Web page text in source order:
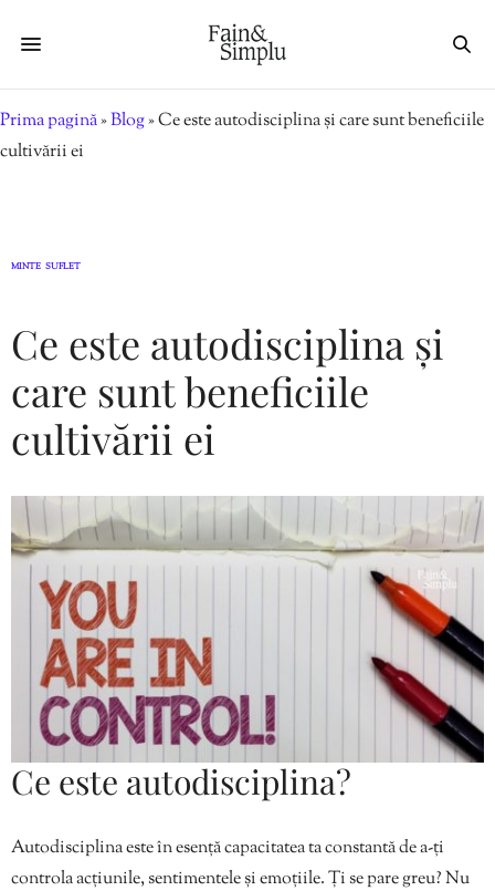
Prima pagină»Blog»Ce este autodisciplina și care sunt beneficiile
cultivării ei
MINTE SUFLET
Ce este autodisciplina și
care sunt beneficiile
cultivării ei
Ce este autodisciplina?
Autodisciplina este în esență capacitatea ta constantă de a-ți
controla acțiunile, sentimentele și emoțiile. Ți se pare greu? Nu